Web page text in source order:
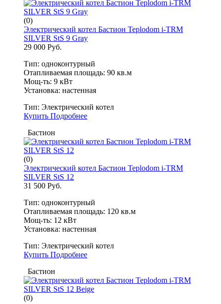
(0)
Электрический котел Бастион Teplodom i-TRM
SILVER StS 9 Gray
29 000 Руб.
Тип: одноконтурный
Отапливаемая площадь: 90 кв.м
Мощ-ть: 9 кВт
Установка: настенная
Тип: Электрический котел
Купить Подробнее
Бастион
(0)
Электрический котел Бастион Teplodom i-TRM
SILVER StS 12
31 500 Руб.
Тип: одноконтурный
Отапливаемая площадь: 120 кв.м
Мощ-ть: 12 кВт
Установка: настенная
Тип: Электрический котел
Купить Подробнее
Бастион
(0)